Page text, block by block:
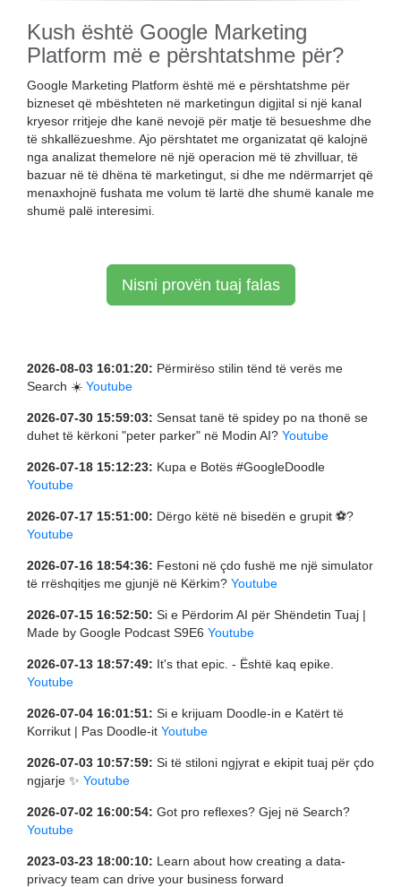
Kush është Google Marketing
Platform më e përshtatshme për?
Google Marketing Platform është më e përshtatshme për
bizneset që mbështeten në marketingun digjital si një kanal
kryesor rritjeje dhe kanë nevojë për matje të besueshme dhe
të shkallëzueshme. Ajo përshtatet me organizatat që kalojnë
nga analizat themelore në një operacion më të zhvilluar, të
bazuar në të dhëna të marketingut, si dhe me ndërmarrjet që
menaxhojnë fushata me volum të lartë dhe shumë kanale me
shumë palë interesimi.
Nisni provën tuaj falas
2026-08-03 16:01:20: Përmirëso stilin tënd të verës me
Search ☀️ Youtube
2026-07-30 15:59:03: Sensat tanë të spidey po na thonë se
duhet të kërkoni "peter parker" në Modin AI? Youtube
2026-07-18 15:12:23: Kupa e Botës #GoogleDoodle
Youtube
2026-07-17 15:51:00: Dërgo këtë në bisedën e grupit ⚽️?
Youtube
2026-07-16 18:54:36: Festoni në çdo fushë me një simulator
të rrëshqitjes me gjunjë në Kërkim? Youtube
2026-07-15 16:52:50: Si e Përdorim AI për Shëndetin Tuaj |
Made by Google Podcast S9E6 Youtube
2026-07-13 18:57:49: It's that epic. - Është kaq epike.
Youtube
2026-07-04 16:01:51: Si e krijuam Doodle-in e Katërt të
Korrikut | Pas Doodle-it Youtube
2026-07-03 10:57:59: Si të stiloni ngjyrat e ekipit tuaj për çdo
ngjarje ✨ Youtube
2026-07-02 16:00:54: Got pro reflexes? Gjej në Search?
Youtube
2023-03-23 18:00:10: Learn about how creating a data-
privacy team can drive your business forward